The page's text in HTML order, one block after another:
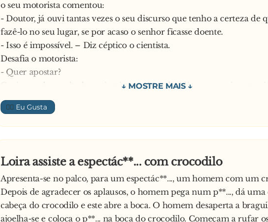
o seu motorista comentou:
- Doutor, já ouvi tantas vezes o seu discurso que tenho a certeza de
fazê-lo no seu lugar, se por acaso o senhor ficasse doente.
- Isso é impossível. – Diz céptico o cientista.
Desafia o motorista:
- Quer apostar?
Curioso pelo resultado, o cientista aceita e decidiram experimentar já
mesmo dia. Trocaram de roupa e, quando chegaram ao local da
motorista dirigiu-se para o palco enquanto o cientista ficou sentado
público.
Depois da palestra, começou um monte de perguntas, às quais ele
questão difícil. Longe de entrar em pânico, diz o motorista:
- Caro senhor, essa pergunta é tão fácil que até vou pedir ao meu
responder
👍🏼
Loira assiste a espectác**... com crocodilo
Apresenta-se no palco, para um espectác**..., um homem com um
Depois de agradecer os aplausos, o homem pega num p**..., dá uma
cabeça do crocodilo e este abre a boca. O homem desaperta a
ajoelha-se e coloca o p**... na boca do crocodilo. Começam a rufar